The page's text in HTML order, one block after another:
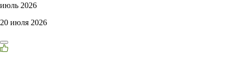
июль 2026
20 июля 2026